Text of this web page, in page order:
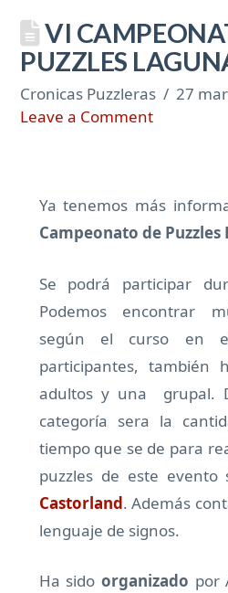
VI
PUZZLES
Cronicas Puzzleras 27
Leave a Comment
Ya tenemos más
Campeonato de
Se podrá participar
Podemos encontrar
según el curso en
participantes, también
adultos y una grupal.
categoría sera la
tiempo que se de para
puzzles de este
Castorland. Además
lenguaje de signos.
Ha sido organizado por